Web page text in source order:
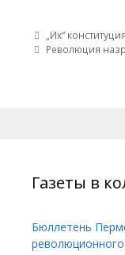
Post navigation
„Их“
Революция
Газеты в
Бюллетень